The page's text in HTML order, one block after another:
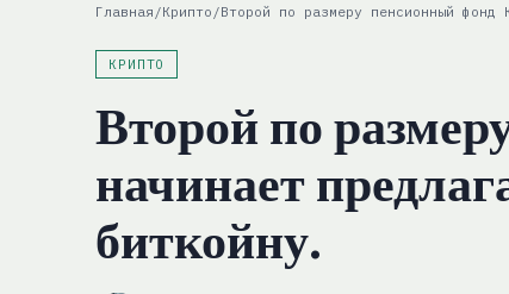
Главная /Крипто /Второй по размеру пенсионный фонд
КРИПТО
Второй по
начинает
биткойну.